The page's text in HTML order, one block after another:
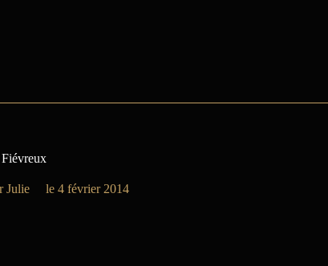
Fiévreux
Julie 4 février 2014